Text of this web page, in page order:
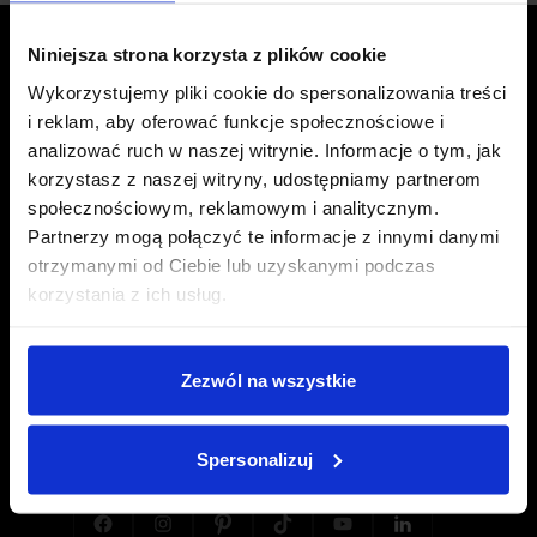
Niniejsza strona korzysta z plików cookie
Wykorzystujemy pliki cookie do spersonalizowania treści
i reklam, aby oferować funkcje społecznościowe i
analizować ruch w naszej witrynie. Informacje o tym, jak
korzystasz z naszej witryny, udostępniamy partnerom
społecznościowym, reklamowym i analitycznym.
Partnerzy mogą połączyć te informacje z innymi danymi
otrzymanymi od Ciebie lub uzyskanymi podczas
korzystania z ich usług.
Zezwól na wszystkie
Spersonalizuj
BLEIBEN SIE AUF DEM LAUFENDEN
Newsletter
abonnieren